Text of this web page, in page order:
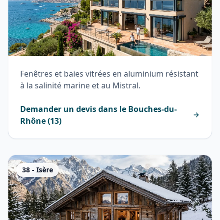
Fenêtres et baies vitrées en aluminium résistant
à la salinité marine et au Mistral.
Demander un devis dans le Bouches-du-
Rhône(13)
38 - Isère